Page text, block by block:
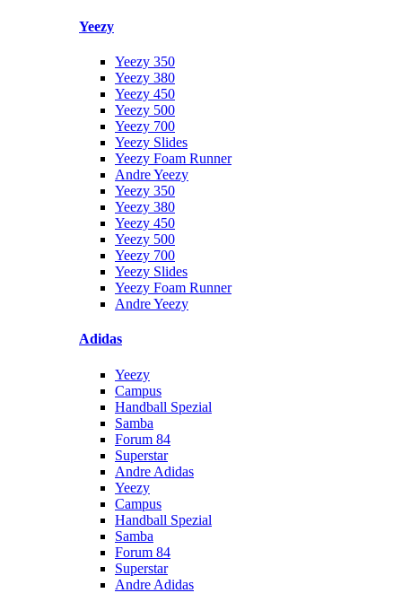
Yeezy
Yeezy 350
Yeezy 380
Yeezy 450
Yeezy 500
Yeezy 700
Yeezy Slides
Yeezy Foam Runner
Andre Yeezy
Yeezy 350
Yeezy 380
Yeezy 450
Yeezy 500
Yeezy 700
Yeezy Slides
Yeezy Foam Runner
Andre Yeezy
Adidas
Yeezy
Campus
Handball Spezial
Samba
Forum 84
Superstar
Andre Adidas
Yeezy
Campus
Handball Spezial
Samba
Forum 84
Superstar
Andre Adidas